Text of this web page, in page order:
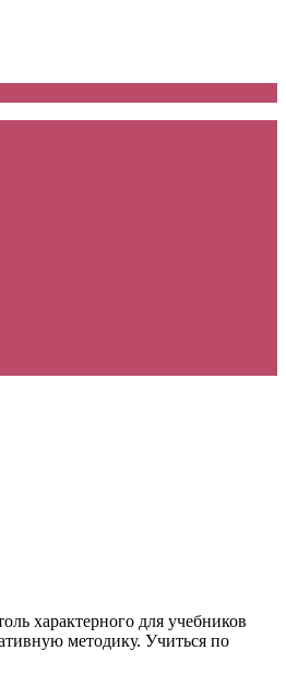
характерного для учебников
методику. Учиться по